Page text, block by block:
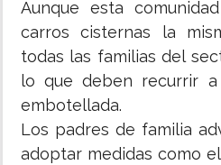
Aunque esta
carros cisternas la
todas las familias del
lo que deben recurrir
embotellada.
Los padres de familia
adoptar medidas como